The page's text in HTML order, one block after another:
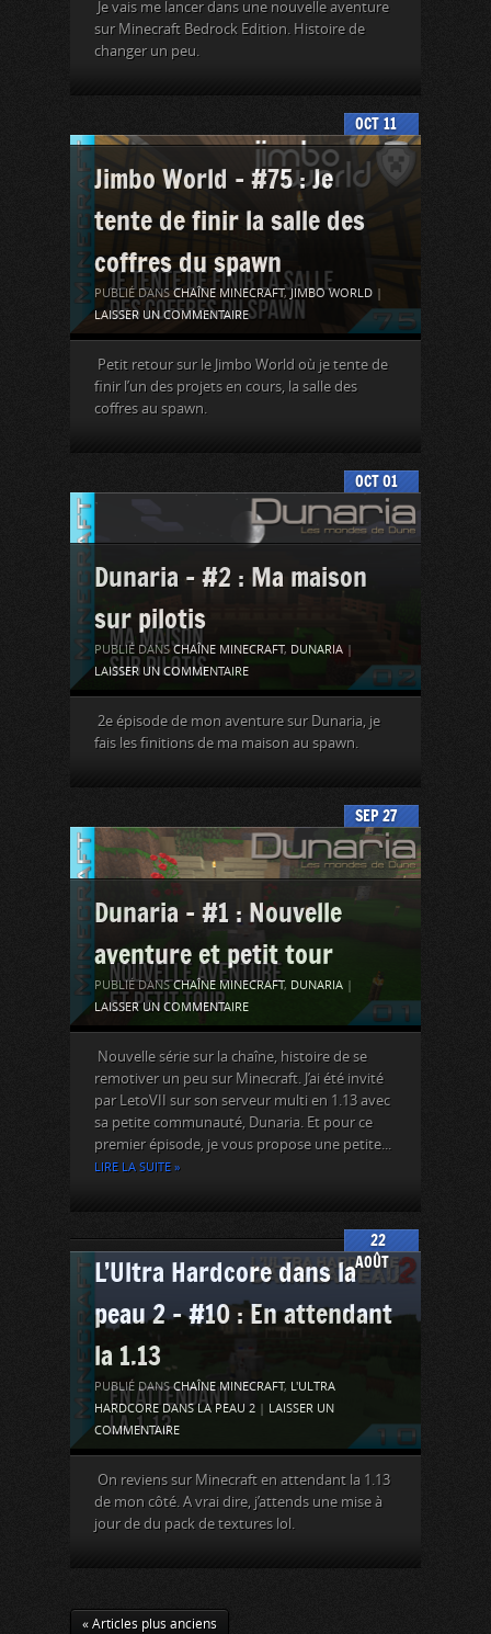
Je vais me lancer dans une nouvelle aventure
sur Minecraft Bedrock Edition. Histoire de
changer un peu.
11
OCT
Jimbo World – #75 : Je
tente de finir la salle des
coffres du spawn
PUBLIÉ DANS CHAÎNE MINECRAFT,JIMBO WORLD |
LAISSER UN COMMENTAIRE
Petit retour sur le Jimbo World où je tente de
finir l’un des projets en cours, la salle des
coffres au spawn.
01
OCT
Dunaria – #2 : Ma maison
sur pilotis
PUBLIÉ DANSCHAÎNE MINECRAFT, DUNARIA
LAISSER UN COMMENTAIRE
2e épisode de mon aventure sur Dunaria, je
fais les finitions de ma maison au spawn.
27
SEP
Dunaria – #1 : Nouvelle
aventure et petit tour
PUBLIÉ DANSCHAÎNE MINECRAFT, DUNARIA |
LAISSER UN COMMENTAIRE
Nouvelle série sur la chaîne, histoire de se
remotiver un peu sur Minecraft. J’ai été invité
par LetoVII sur son serveur multi en 1.13 avec
sa petite communauté, Dunaria. Et pour ce
premier épisode, je vous propose une petite...
LIRE LA SUITE »
22
AOÛT
L’Ultra Hardcore dans la
peau 2 – #10 : En attendant
la 1.13
PUBLIÉ DANSCHAÎNE MINECRAFT, L'ULTRA
HARDCORE DANS LA PEAU 2 | LAISSER UN
COMMENTAIRE
On reviens sur Minecraft en attendant la 1.13
de mon côté. A vrai dire, j’attends une mise à
jour de du pack de textures lol.
« Articles plus anciens